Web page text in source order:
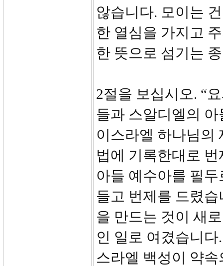
않습니다. 모이는
한 열심을 가지고
한 뜻으로 섬기는
2절을 보십시오. “
들과 스알디엘의
이스라엘 하나님의
법에 기록한대로
아들 예수아를 필
들고 번제를 드렸
을 만드는 것이 새
인 일로 여겼습니
스라엘 백성이 약